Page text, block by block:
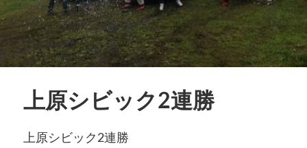
上原シビック2連勝
上原シビック2連勝